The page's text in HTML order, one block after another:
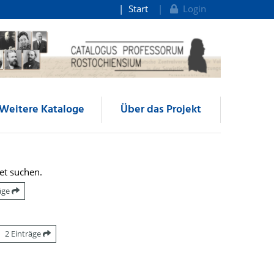
Start Login
Kataloge Über das Projekt
suchen.
2 Einträge